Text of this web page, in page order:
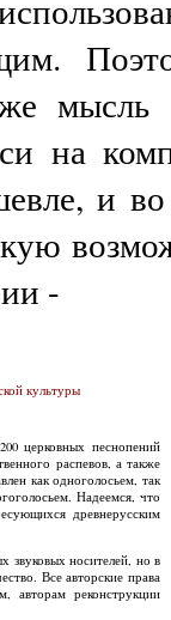
мысль
на
и
-
культуры
церковных песнопений
распевов, а также
как одноголосьем, так
Надеемся, что
древнерусским
звуковых носителей, но в
Все авторские права
авторам реконструкции